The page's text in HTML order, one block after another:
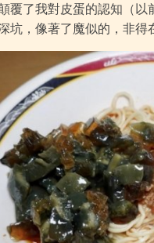
覆了我對皮蛋的認知（
坑，像著了魔似的，非得